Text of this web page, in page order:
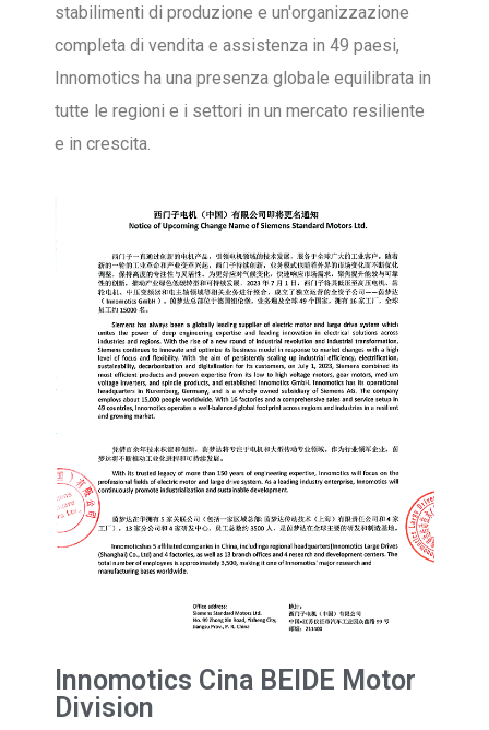
stabilimenti di produzione e un'organizzazione
completa di vendita e assistenza in 49 paesi,
Innomotics ha una presenza globale equilibrata in
tutte le regioni e i settori in un mercato resiliente
e in crescita.
Innomotics Cina BEIDE Motor
Division